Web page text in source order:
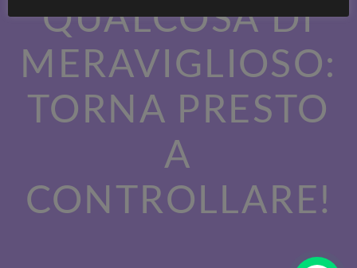
QUALCOSA DI
MERAVIGLIOSO:
TORNA PRESTO
A
CONTROLLARE!